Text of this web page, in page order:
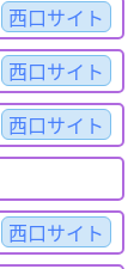
西口サイト
西口サイト
西口サイト
西口サイト